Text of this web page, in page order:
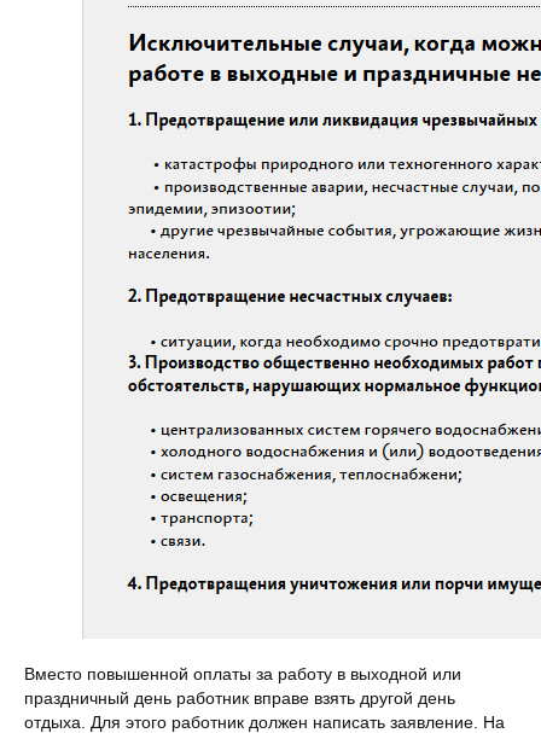
Вместо повышенной оплаты за работу в выходной или
праздничный день работник вправе взять другой день
отдыха. Для этого работник должен написать заявление. На